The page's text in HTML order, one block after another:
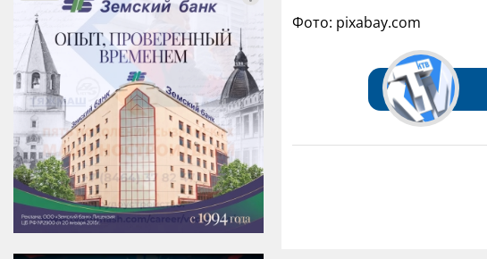
Фото: pixabay.com